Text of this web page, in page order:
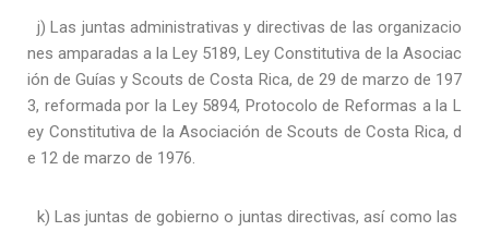
j) Las juntas administrativas y directivas de las organizacio
nes amparadas a la Ley 5189, Ley Constitutiva de la Asociac
ión de Guías y Scouts de Costa Rica, de 29 de marzo de 197
3, reformada por la Ley 5894, Protocolo de Reformas a la L
ey Constitutiva de la Asociación de Scouts de Costa Rica, d
e 12 de marzo de 1976.
k) Las juntas de gobierno o juntas directivas, así como las